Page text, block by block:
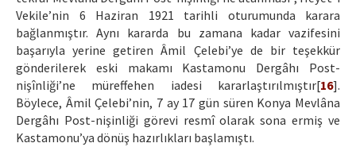
Vekile’nin 6 Haziran 1921 tarihli oturumunda karara
bağlanmıştır. Aynı kararda bu zamana kadar vazifesini
başarıyla yerine getiren Âmil Çelebi’ye de bir teşekkür
gönderilerek eski makamı Kastamonu Dergâhı Post-
nişînliği’ne müreffehen iadesi kararlaştırılmıştır[16].
Böylece, Âmil Çelebi’nin, 7 ay 17 gün süren Konya Mevlâna
Dergâhı Post-nişinliği görevi resmî olarak sona ermiş ve
Kastamonu’ya dönüş hazırlıkları başlamıştı.